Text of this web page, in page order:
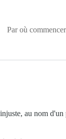
Par où commencer
au nom d'un